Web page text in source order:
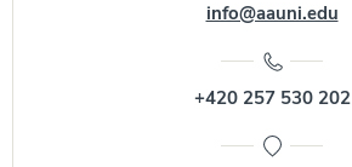
info@aauni.edu
+420 257 530 202